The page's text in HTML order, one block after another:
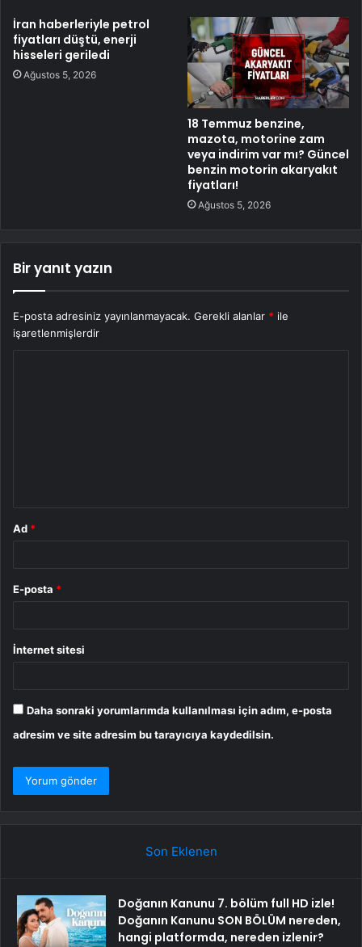
İran haberleriyle petrol
fiyatları düştü, enerji
hisseleri geriledi
Ağustos 5, 2026
18 Temmuz benzine,
mazota, motorine zam
veya indirim var mı? Güncel
benzin motorin akaryakıt
fiyatları!
Ağustos 5, 2026
Bir yanıt yazın
E-posta adresiniz yayınlanmayacak. Gerekli alanlar * ile
işaretlenmişlerdir
Ad *
E-posta *
İnternet sitesi
Daha sonraki yorumlarımda kullanılması için adım, e-posta
adresim ve site adresim bu tarayıcıya kaydedilsin.
Son Eklenen
Doğanın Kanunu 7. bölüm full HD izle!
Doğanın Kanunu SON BÖLÜM nereden,
hangi platformda, nereden izlenir?